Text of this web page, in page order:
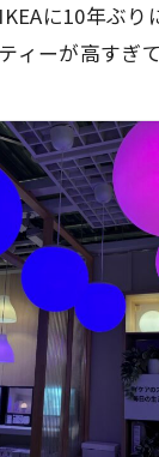
に10年ぶり
ィーが高すぎ